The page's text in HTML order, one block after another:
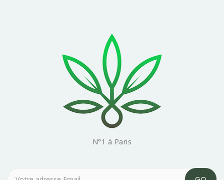
N°1 à Paris